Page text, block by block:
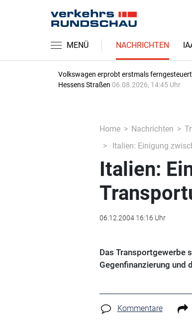
MENÜ NACHRICHTEN
Volkswagen erprobt erstmals
Hessens Straßen 06.08.2026, 14:45 Uhr
Home Nachrichten
Italien: Einigung
Italien:
06.12.2004 16:16 Uhr
Das Transportgewerbe
Gegenfinanzierung und
Kommentare